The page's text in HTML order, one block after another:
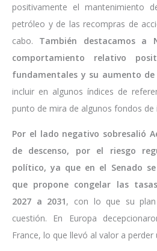
positivamente el mantenimiento
petróleo y de las recompras de
cabo.
También destacamos a
comportamiento relativo
fundamentales y su aumento de
incluir en algunos índices de
punto de mira de algunos fondos de
Por el lado negativo sobresalió
de descenso, por el riesgo
político, ya que en el Senado
que propone congelar las
2027 a 2031, con lo que su
cuestión. En Europa
France, lo que llevó al valor a perder